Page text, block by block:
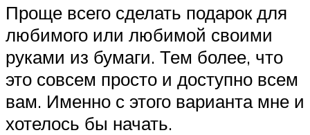
Проще всего сделать подарок для
любимого или любимой своими
руками из бумаги. Тем более, что
это совсем просто и доступно всем
вам. Именно с этого варианта мне и
хотелось бы начать.